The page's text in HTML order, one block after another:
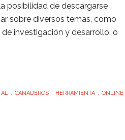
posibilidad de descargarse
sobre diversos temas, como
investigación y desarrollo, o
GANADEROS HERRAMIENTA ONLINE